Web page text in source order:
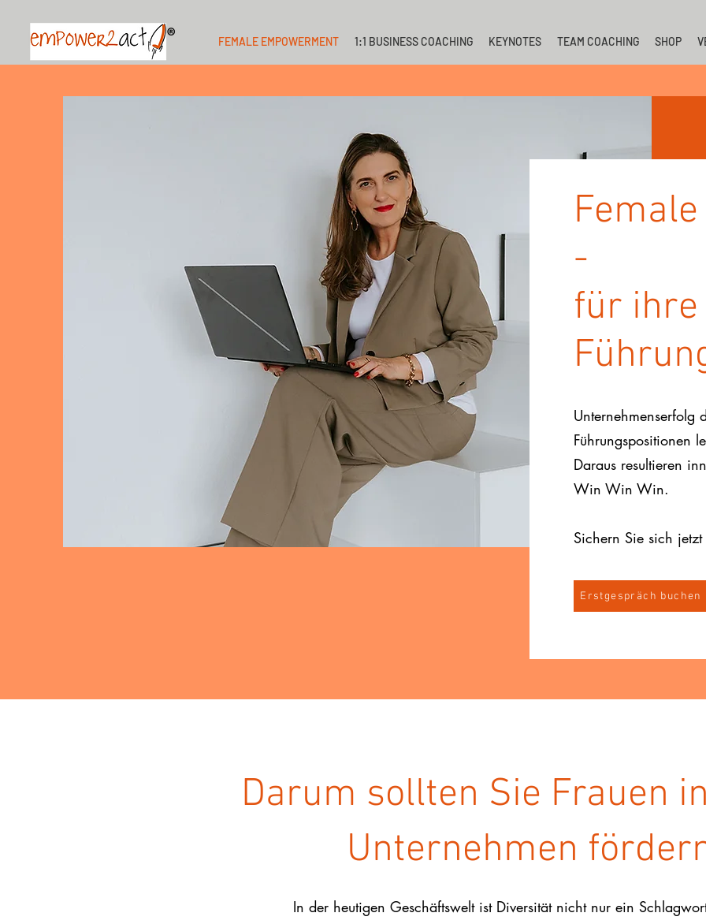
FEMALE EMPOWERMENT 1:1 BUSINESS COACHING KEYNOTES TEAM COACHING SHOP
-
für
Unternehmenserfolg
Führungspositionen
Daraus resultieren
Win Win Win.
Sichern Sie sich jetzt
Erstgespräch buchen
Darum sollten Sie Frauen
Unternehmen
In der heutigen Geschäftswelt ist Diversität nicht nur ein